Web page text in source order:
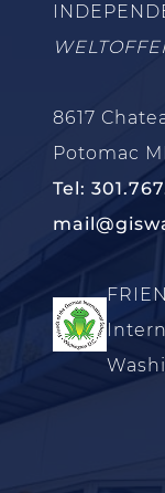
8617
Potomac
Tel: